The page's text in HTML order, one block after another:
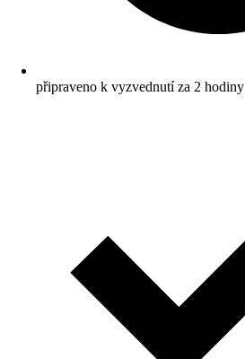
připraveno k vyzvednutí za 2 hodiny